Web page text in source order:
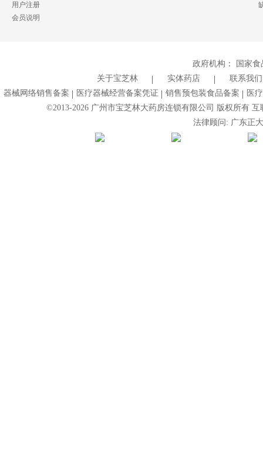
用户注册
会员说明
政府机构：
国家
关于宝芝林
实体药店
联系我们
器械网络销售备案
医疗器械经营备案凭证 销售预包装食品备案
医
©2013-2026广州市宝芝林大药房连锁有限公司 版权所有
法律顾问: 广东正